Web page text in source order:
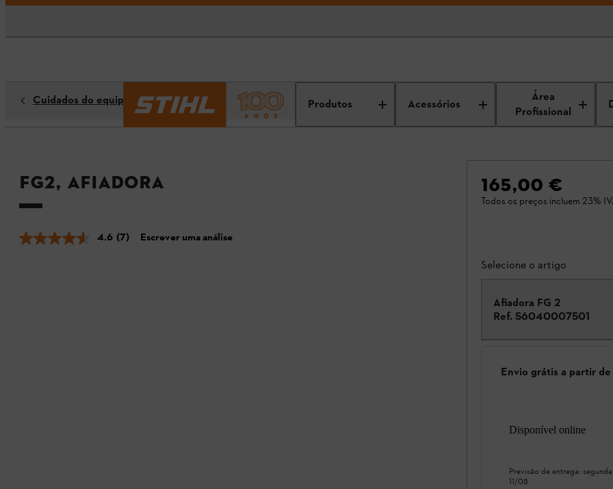
Produtos Acessórios
Área
Profissional
Cuidados do equipamento de corte
FG2, Afiadora
4.6 (7) Escrever uma análise
165,00 €
Todos os preços incluem 23%
Selecione o artigo
Afiadora FG 2
Ref. 56040007501
Envio grátis a partir
Disponível online
Previsão de entrega:
11/08